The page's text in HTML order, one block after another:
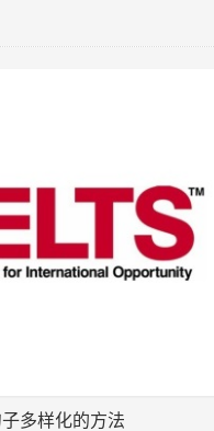
多样化的方法